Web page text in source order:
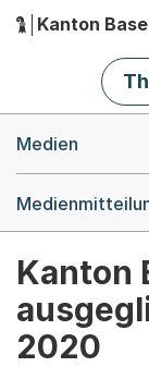
Hauptnavigation
Kanton
Medien
Kanton
2020